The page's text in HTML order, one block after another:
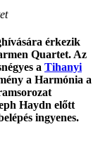
érkezik
Quartet. Az
a Tihanyi
a Harmónia a
Haydn előtt
ingyenes.